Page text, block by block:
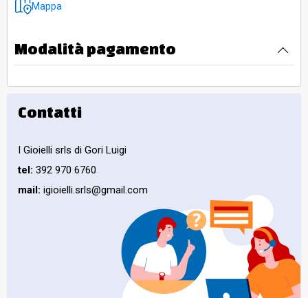
Mappa
Modalità pagamento
Contatti
I Gioielli srls di Gori Luigi
tel: 392 970 6760
mail: igioielli.srls@gmail.com